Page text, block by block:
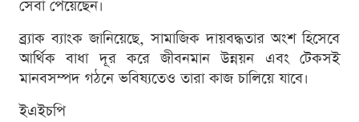
সেবা পেয়েছেন।
ব্র্যাক ব্যাংক জানিয়েছে, সামাজিক দায়বদ্ধতার অংশ হিসেবে
আর্থিক বাধা দূর করে জীবনমান উন্নয়ন এবং টেকসই
মানবসম্পদ গঠনে ভবিষ্যতেও তারা কাজ চালিয়ে যাবে।
ইএইচপি